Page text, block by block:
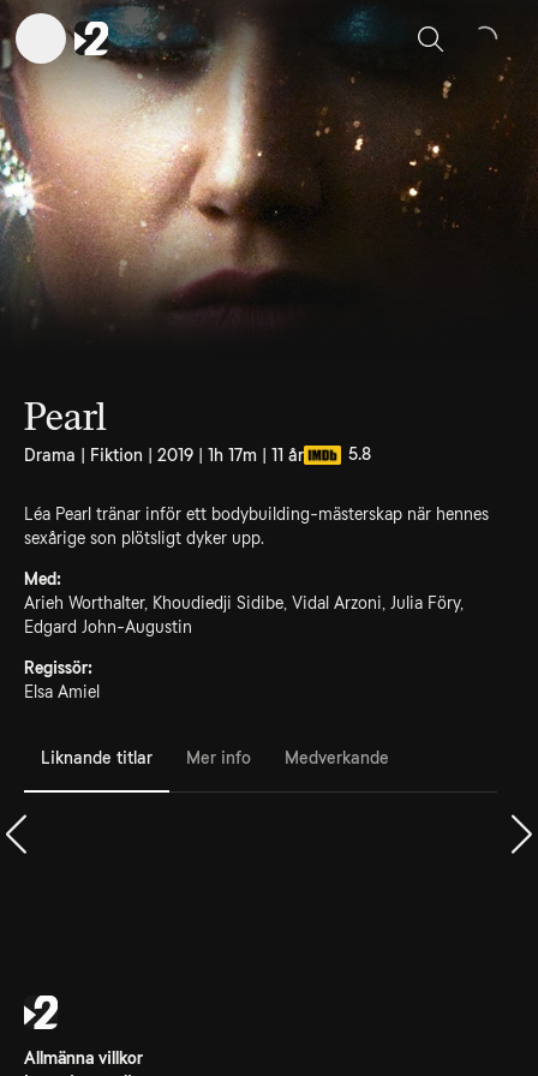
Sök
Pearl
Drama | Fiktion | 2019 | 1h 17m | 11 år 5.8
Léa Pearl tränar inför ett bodybuilding-mästerskap när hennes
sexårige son plötsligt dyker upp.
Med:
Arieh Worthalter, Khoudiedji Sidibe, Vidal Arzoni, Julia Föry,
Edgard John-Augustin
Regissör:
Elsa Amiel
Liknande titlar Mer info Medverkande
Allmänna villkor